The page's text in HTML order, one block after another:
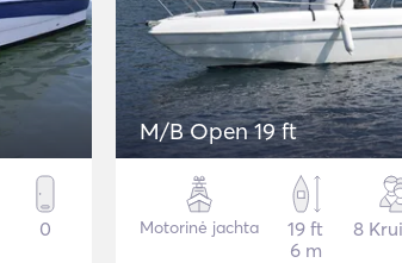
0
M/B Open 19 ft
Motorinė jachta
19 ft
6 m
8